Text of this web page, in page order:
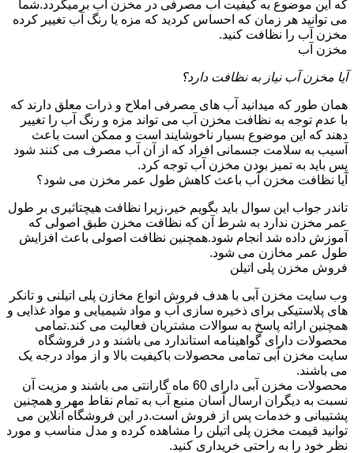
که این موضوع به کیفیت آب مصرفی در مخزن آب برمیگردد.شما
می توانید هر زمان که احساس کردید که مزه یا رنگ آب تغییر کرده
مخزن آب را نظافت کنید.
مخزن آب
آیا مخزن آب نیاز به نظافت دارد؟
همان طور که میدانید آب های مصرفی املاح و ذرات معلق دارند که
با عدم توجه به نظافت مخزن آب می تواند مزه و رنگ آب را تغییر
دهند که این موضوع بسیار ناخوشایند است و ممکن است باعث
آسیب به سلامت جسمانی افراد که از آن آب مصرف می کنند شود
پس باید به تمیز بودن مخزن آب توجه کرد.
آیا نظافت مخزن آب باعث کاهش طول عمر مخزن می شود؟
تاندر جواب این سوال باید بگویم خیر،زیرا نظافت هیچتاثیری بر طول
عمر مخزن ندارد به شرط آن که نظافت مخزن طبق اصولی که
آموزش داده شد انجام شود.همچنین نظافت اصولی باعث افزایش
طول عمر مخازن می شود.
فروش مخزن پلی اتیلن
وب سایت مخزن آبی با هدف فروش انواع مخازن پلی اتیلنی و تانکر
های پلاستیکی برای ذخیره سازی آب و مواد شیمیایی و مواد غذایی و
همچنین ارائه پاسخ به سوالات مشتریان فعالیت می کند.تمامی
محصولات دارای گواهینامه استاندارد می باشند و در فروشگاه
سایت مخزن آبی تمامی محصولات باکیفیت بالا و از مواد درجه یک
می باشند.
محصولات مخزن آبی دارای 60 ماه گارانتی می باشند و مزیت آن
نسبت به دیگران ارسال آسان منبع آب به تمام نقاط مهر و همچنین
پشتیبانی و خدمات پس از فروش است.در این فروشگاه آنلاین می
توانید قیمت مخزن پلی اتیلن را مشاهده کرده و مدل مناسب و مورد
نظر خود را به راحتی خریداری کنید.